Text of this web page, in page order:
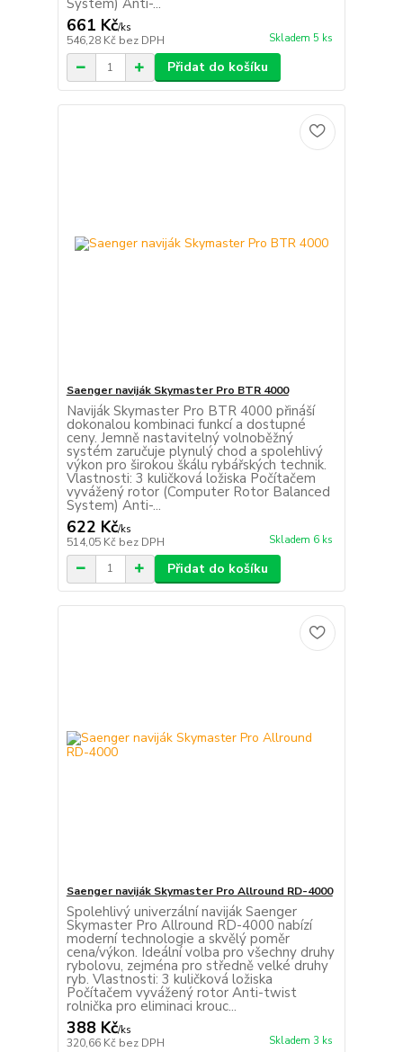
System) Anti-...
661 Kč/ks
546,28 Kč bez DPH Skladem 5 ks
Přidat do košíku
Saenger naviják Skymaster Pro BTR 4000
Naviják Skymaster Pro BTR 4000 přináší
dokonalou kombinaci funkcí a dostupné
ceny. Jemně nastavitelný volnoběžný
systém zaručuje plynulý chod a spolehlivý
výkon pro širokou škálu rybářských technik.
Vlastnosti: 3 kuličková ložiska Počítačem
vyvážený rotor (Computer Rotor Balanced
System) Anti-...
622 Kč/ks
514,05 Kč bez DPH Skladem 6 ks
Přidat do košíku
Saenger naviják Skymaster Pro Allround RD-4000
Spolehlivý univerzální naviják Saenger
Skymaster Pro Allround RD-4000 nabízí
moderní technologie a skvělý poměr
cena/výkon. Ideální volba pro všechny druhy
rybolovu, zejména pro středně velké druhy
ryb. Vlastnosti: 3 kuličková ložiska
Počítačem vyvážený rotor Anti-twist
rolnička pro eliminaci krouc...
388 Kč/ks
320,66 Kč bez DPH Skladem 3 ks